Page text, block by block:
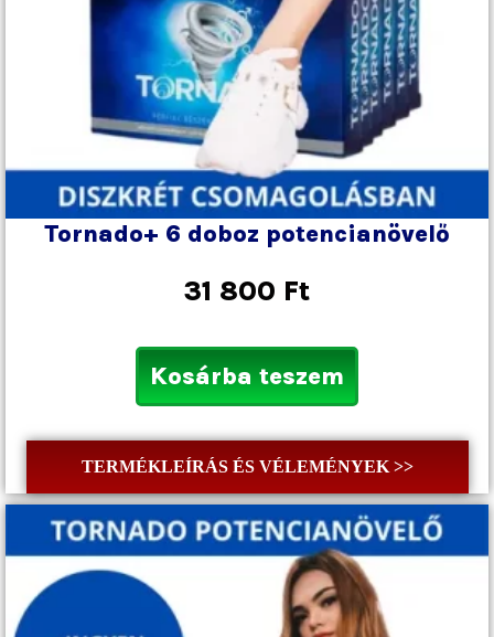
Tornado+ 6 doboz potencianövelő
31 800 Ft
Kosárba teszem
TERMÉKLEÍRÁS ÉS VÉLEMÉNYEK >>